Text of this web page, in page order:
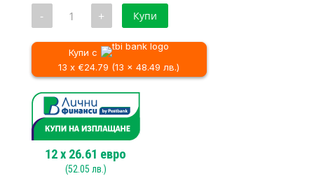
- количество
Перфоратор
Metabo
UHE
2660-
2
SDS-
plus,
800W,
2.8J
+
допълнителен
патронник
+ Купи
Купи с
13 x €24.79 (13 x 48.49 лв.)
12x 26.61 евро
(52.05 лв.)